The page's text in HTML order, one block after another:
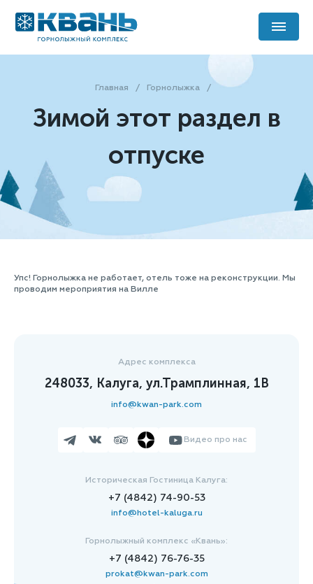
Главная Горнолыжка
Зимой этот раздел в
отпуске
Упс! Горнолыжка не работает, отель тоже на реконструкции. Мы
проводим мероприятия на Вилле
Адрес комплекса
248033, Калуга, ул.Трамплинная, 1В
info@kwan-park.com
Видео про нас
Историческая Гостиница Калуга:
+7 (4842) 74-90-53
info@hotel-kaluga.ru
Горнолыжный комплекс «Квань»:
+7 (4842) 76-76-35
prokat@kwan-park.com